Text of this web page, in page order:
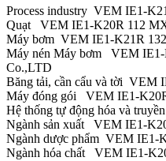
Process industry VEM IE1-
Quạt VEM IE1-K20R 112
Máy bơm VEM IE1-K21R
Máy nén Máy bơm VEM
Co.,LTD
Băng tải, cần cẩu và tời VEM
Máy đóng gói VEM IE1-
Hệ thống tự động hóa và
Ngành sản xuất VEM IE1-
Ngành dược phẩm VEM IE1-
Ngành hóa chất VEM IE1-